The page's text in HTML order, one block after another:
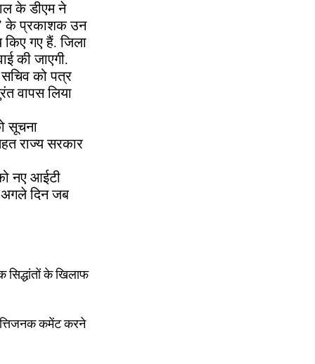
के डीएम ने
के प्रकाशक उन
किए गए हैं. जिला
की जाएगी.
को पत्र
वापस लिया
सूचना
राज्य सरकार
नए आईटी
अगले दिन जब
सिद्धांतों के खिलाफ
कमेंट करने